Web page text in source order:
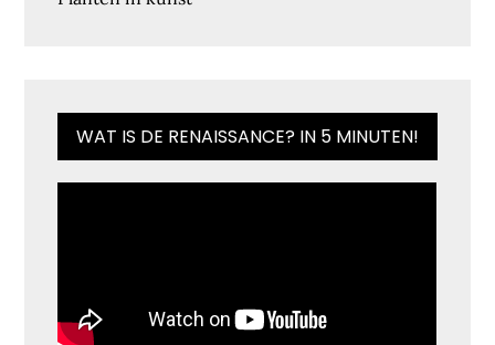
WAT IS DE RENAISSANCE? IN 5 MINUTEN!